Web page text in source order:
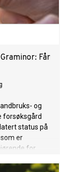
Får
og
forsøksgård
status på
er
for